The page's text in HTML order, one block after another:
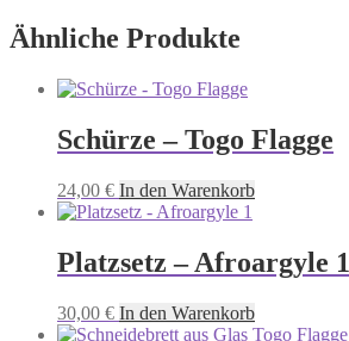
Ähnliche Produkte
Schürze – Togo Flagge
24,00 € In den Warenkorb
Platzsetz – Afroargyle 1
30,00 € In den Warenkorb